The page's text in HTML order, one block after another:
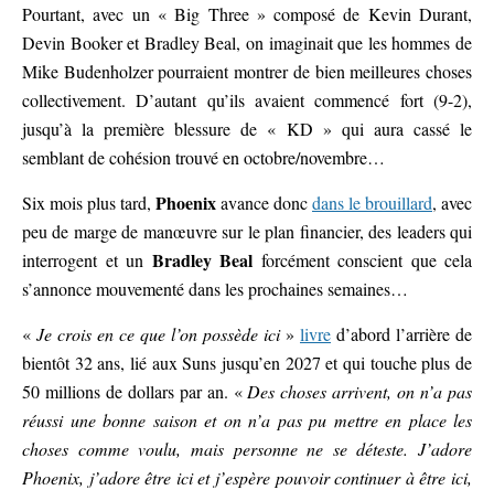
Pourtant, avec un « Big Three » composé de Kevin Durant,
Devin Booker et Bradley Beal, on imaginait que les hommes de
Mike Budenholzer pourraient montrer de bien meilleures choses
collectivement. D’autant qu’ils avaient commencé fort (9-2),
jusqu’à la première blessure de « KD » qui aura cassé le
semblant de cohésion trouvé en octobre/novembre…
Six mois plus tard, Phoenixavance doncdans le brouillard, avec
peu de marge de manœuvre sur le plan financier, des leaders qui
interrogent et un Bradley Beal forcément conscient que cela
s’annonce mouvementé dans les prochaines semaines…
« Je crois en ce que l’on possède ici» livre d’abord l’arrière de
bientôt 32 ans, lié aux Suns jusqu’en 2027 et qui touche plus de
50 millions de dollars par an. « Des choses arrivent, on n’a pas
réussi une bonne saison et on n’a pas pu mettre en place les
choses comme voulu, mais personne ne se déteste. J’adore
Phoenix, j’adore être ici et j’espère pouvoir continuer à être ici,